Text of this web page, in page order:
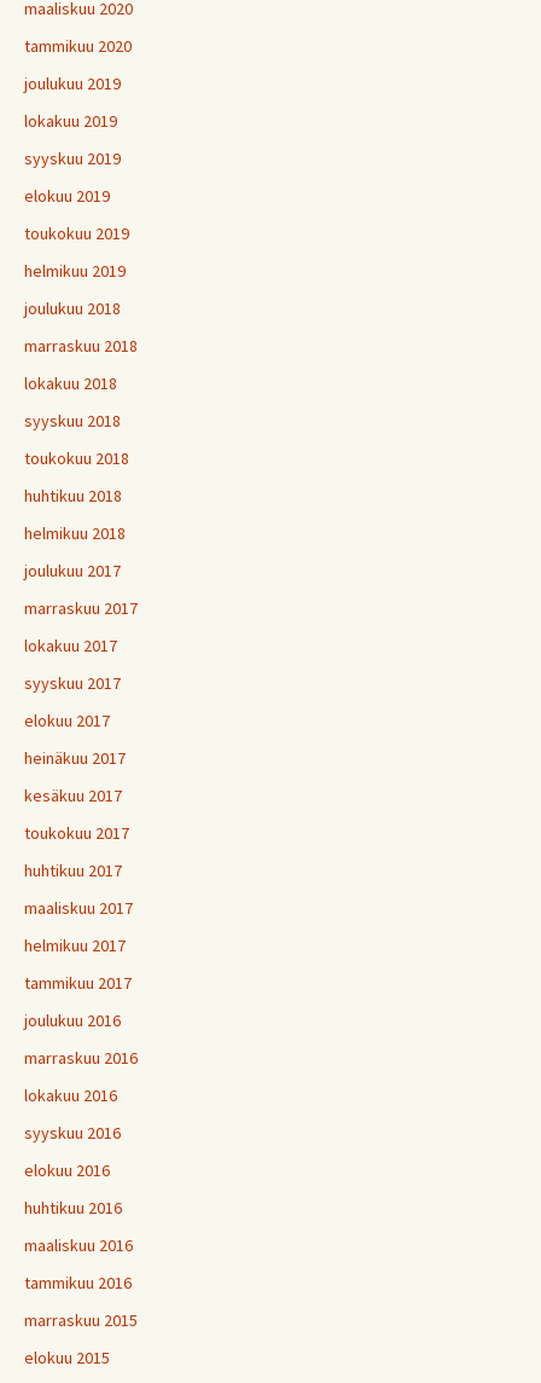
maaliskuu 2020
tammikuu 2020
joulukuu 2019
lokakuu 2019
syyskuu 2019
elokuu 2019
toukokuu 2019
helmikuu 2019
joulukuu 2018
marraskuu 2018
lokakuu 2018
syyskuu 2018
toukokuu 2018
huhtikuu 2018
helmikuu 2018
joulukuu 2017
marraskuu 2017
lokakuu 2017
syyskuu 2017
elokuu 2017
heinäkuu 2017
kesäkuu 2017
toukokuu 2017
huhtikuu 2017
maaliskuu 2017
helmikuu 2017
tammikuu 2017
joulukuu 2016
marraskuu 2016
lokakuu 2016
syyskuu 2016
elokuu 2016
huhtikuu 2016
maaliskuu 2016
tammikuu 2016
marraskuu 2015
elokuu 2015